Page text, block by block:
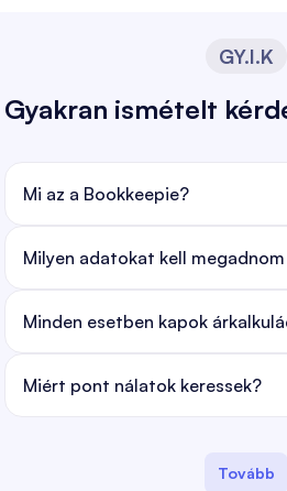
GY.I.K
Gyakran ismételt
Mi az a Bookkeepie?
Milyen adatokat kell
Minden esetben kapok
Miért pont nálatok keressek?
Tovább